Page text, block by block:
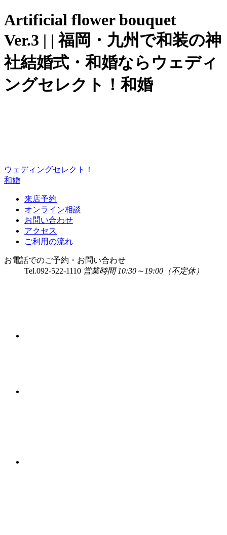
Artificial flower bouquet
Ver.3 | | 福岡・九州で和装の神
社結婚式・和婚ならウェディ
ングセレクト！和婚
ウェディングセレクト！
和婚
来店予約
オンライン相談
お問い合わせ
アクセス
ご利用の流れ
お電話でのご予約・お問い合わせ
Tel.092-522-1110 営業時間 10:30～19:00（不定休）